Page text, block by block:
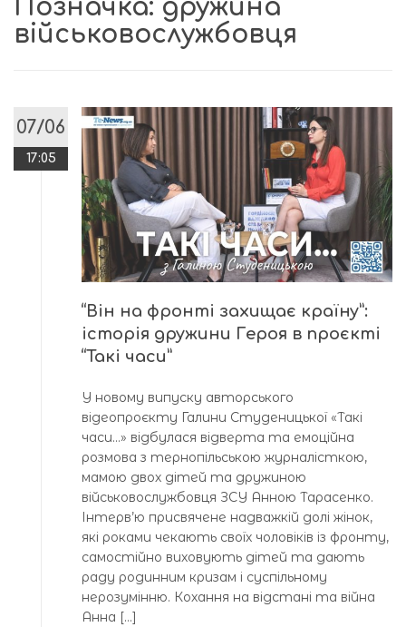
Позначка: дружина
військовослужбовця
07/06
17:05
“Він на фронті захищає країну”:
історія дружини Героя в проєкті
“Такі часи”
У новому випуску авторського
відеопроєкту Галини Студеницької «Такі
часи…» відбулася відверта та емоційна
розмова з тернопільською журналісткою,
мамою двох дітей та дружиною
військовослужбовця ЗСУ Анною Тарасенко.
Інтерв’ю присвячене надважкій долі жінок,
які роками чекають своїх чоловіків із фронту,
самостійно виховують дітей та дають
раду родинним кризам і суспільному
нерозумінню. Кохання на відстані та війна
Анна […]